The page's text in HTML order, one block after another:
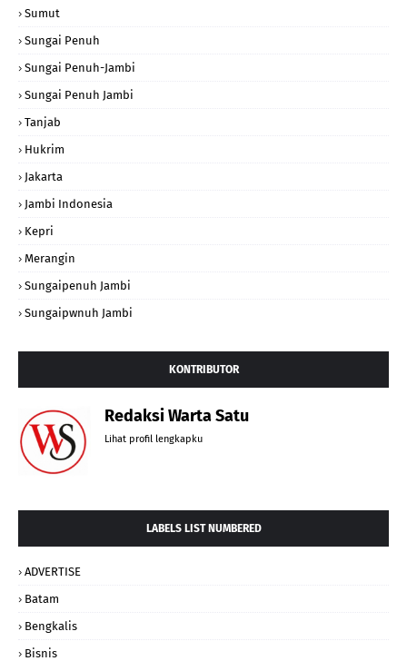
Sumut
Sungai Penuh
Sungai Penuh-Jambi
Sungai Penuh Jambi
Tanjab
Hukrim
Jakarta
Jambi Indonesia
Kepri
Merangin
Sungaipenuh Jambi
Sungaipwnuh Jambi
KONTRIBUTOR
Redaksi Warta Satu
Lihat profil lengkapku
LABELS LIST NUMBERED
ADVERTISE
Batam
Bengkalis
Bisnis